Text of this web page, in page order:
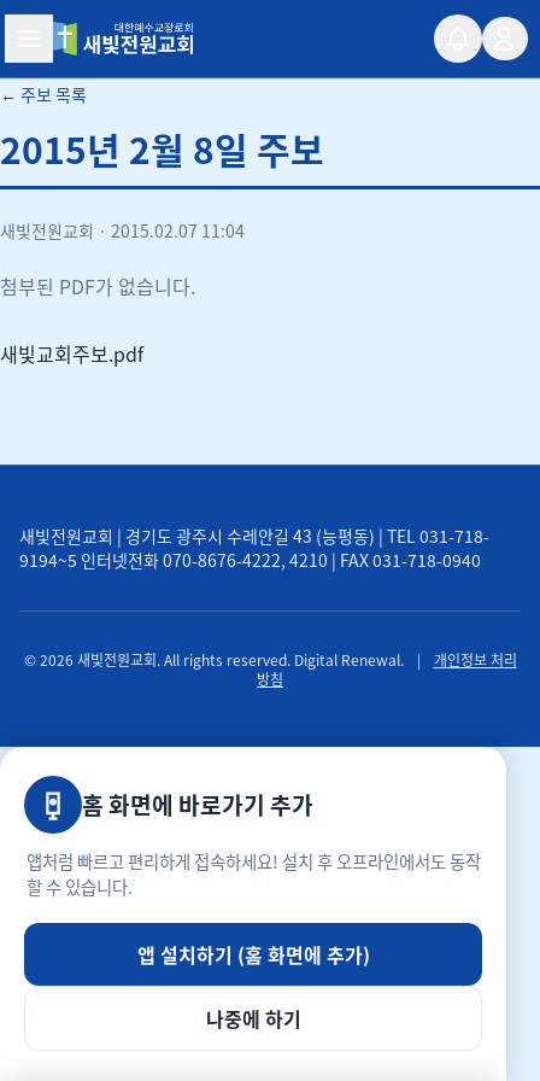
새빛전원교회
← 주보 목록
2015년 2월 8일 주보
새빛전원교회 · 2015.02.07 11:04
첨부된 PDF가 없습니다.
새빛교회주보.pdf
새빛전원교회 | 경기도 광주시 수레안길 43 (능평동) | TEL 031-718-
9194~5 인터넷전화 070-8676-4222, 4210 | FAX 031-718-0940
© 2026 새빛전원교회. All rights reserved. Digital Renewal. |
개인정보 처리
방침
홈 화면에 바로가기 추가
앱처럼 빠르고 편리하게 접속하세요! 설치 후 오프라인에서도 동작
할 수 있습니다.
앱 설치하기 (홈 화면에 추가)
나중에 하기